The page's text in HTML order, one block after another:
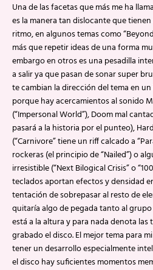
Una de las facetas que más me ha
es la manera tan dislocante que
ritmo, en algunos temas como
más que repetir ideas de una forma
embargo en otros es una pesadilla
a salir ya que pasan de sonar super
te cambian la dirección del tema en
porque hay acercamientos al sonido
(“Impersonal World”), Doom mal
pasará a la historia por el punteo),
(“Carnivore” tiene un riff calcado a
rockeras (el principio de “Nailed”) o
irresistible (“Next Bilogical Crisis” o
teclados aportan efectos y densidad
tentación de sobrepasar al resto de
quitaría algo de pegada tanto al
está a la altura y para nada denota las
grabado el disco. El mejor tema para
tener un desarrollo especialmente
el disco hay suficientes momentos